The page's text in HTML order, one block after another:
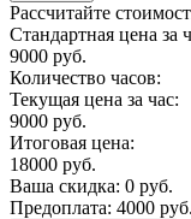
Рассчитайте
Стандартная цена за
9000 руб.
Количество часов:
Текущая цена за час:
9000 руб.
Итоговая цена:
18000 руб.
Ваша скидка: 0 руб.
Предоплата: 4000 руб.